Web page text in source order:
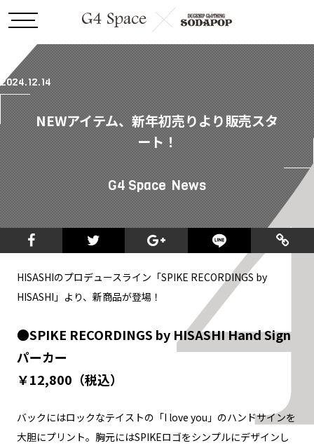
2024.12.14
NEWアイテム、新年初売りより販売スタ
ート！
G4 Space News
HISASHIのプロデュースライン「SPIKE RECORDINGS by
HISASHI」より、新商品が登場！
●SPIKE RECORDINGS by HISASHI Hand Sign
パーカー
￥12,800（税込）
バックにはロックなテイストの「I love you」のハンドサインを
大胆にプリント。胸元にはSPIKEロゴをシンプルにデザインし